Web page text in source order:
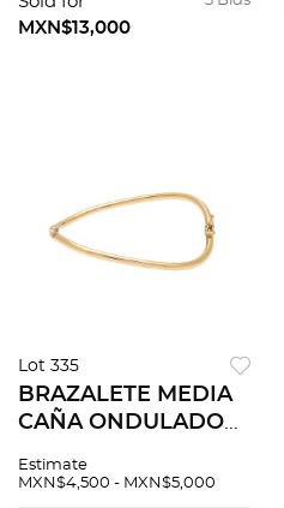
aprox. Peso: 14.1 g.
MXN$13,000
Lot 335
BRAZALETE MEDIA
CAÑA ONDULADO
DE 14K Broche de
Estimate
MXN$4,500 - MXN$5,000